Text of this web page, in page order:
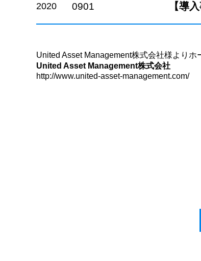
2020 0901 【導
United Asset Management株式会社様より
United Asset Management株式会社
http://www.united-asset-management.com/